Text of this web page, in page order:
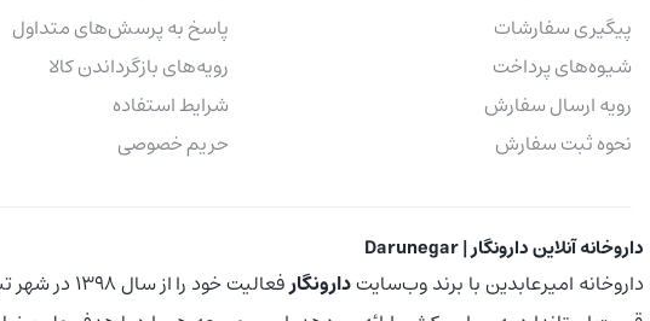
پیگیری سفارشات
شیوه‌های پرداخت
رویه ارسال سفارش
نحوه ثبت سفارش
پاسخ به پرسش‌های متداول
رویه‌های بازگرداندن کالا
شرایط استفاده
حریم خصوصی
داروخانه آنلاین دارونگار | Darunegar
داروخانه امیرعابدین با برند وب‌سایتدارونگار
فعالیت